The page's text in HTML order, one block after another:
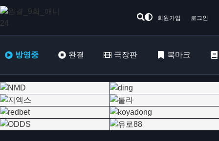
회원가입 로그인
방영중 완결 극장판 북마크